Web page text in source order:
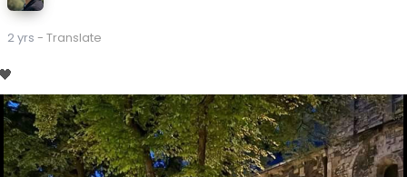
2 yrs - Translate